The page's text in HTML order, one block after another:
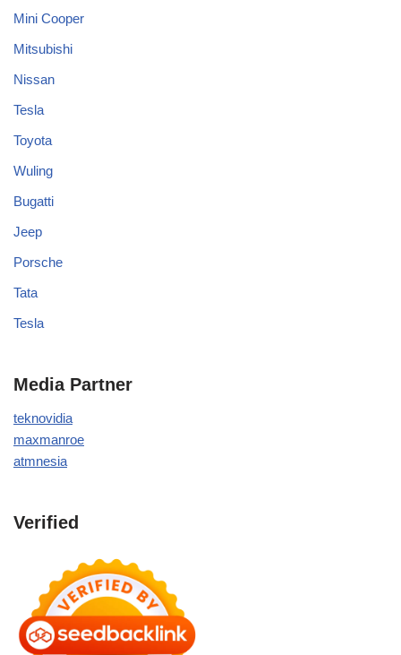
Mini Cooper
Mitsubishi
Nissan
Tesla
Toyota
Wuling
Bugatti
Jeep
Porsche
Tata
Tesla
Media Partner
teknovidia
maxmanroe
atmnesia
Verified